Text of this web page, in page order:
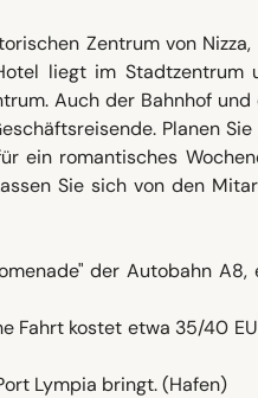
Zentrum von Nizza,
liegt im Stadtzentrum
Auch der Bahnhof und
Planen
ein romantisches
Sie sich von den
der Autobahn A8,
Fahrt kostet etwa 35/40
Lympia bringt. (Hafen)